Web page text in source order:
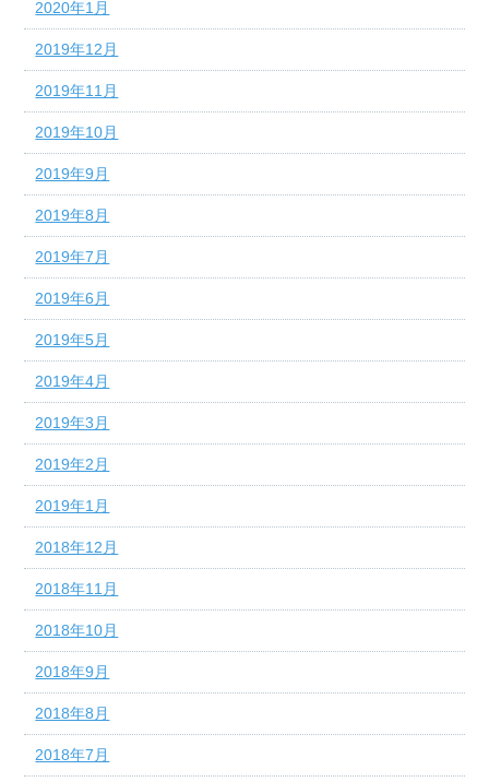
2020年1月
2019年12月
2019年11月
2019年10月
2019年9月
2019年8月
2019年7月
2019年6月
2019年5月
2019年4月
2019年3月
2019年2月
2019年1月
2018年12月
2018年11月
2018年10月
2018年9月
2018年8月
2018年7月